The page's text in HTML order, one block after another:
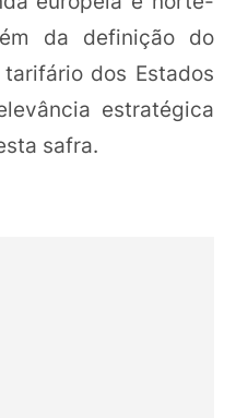
da definição do
dos Estados
estratégica
safra.